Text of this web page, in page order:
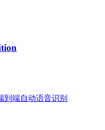
到端自动语音识别